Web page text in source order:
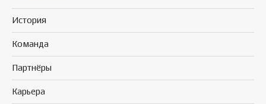
История
Команда
Партнёры
Карьера